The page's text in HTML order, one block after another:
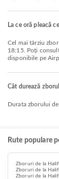
La ce oră pleacă
Cel mai târziu zbor din Halifax către Hamilton cu Porter Airlines pleacă la ora
18:15. Poți
disponibile pe
Cât durează
Durata zborului
Rute populare
Zboruri de la
Zboruri de la
Zboruri de la